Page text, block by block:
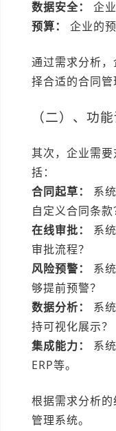
数据安全：
企
预算：
企业的
通过需求分析
择合适的合同管
（二）、功
其次，企业需
括：
合同起草：
系
自定义合同条款
在线审批：
系
审批流程？
风险预警：
系
够提前预警？
数据分析：
系
持可视化展示？
集成能力：
系
ERP等。
根据需求分析
管理系统。